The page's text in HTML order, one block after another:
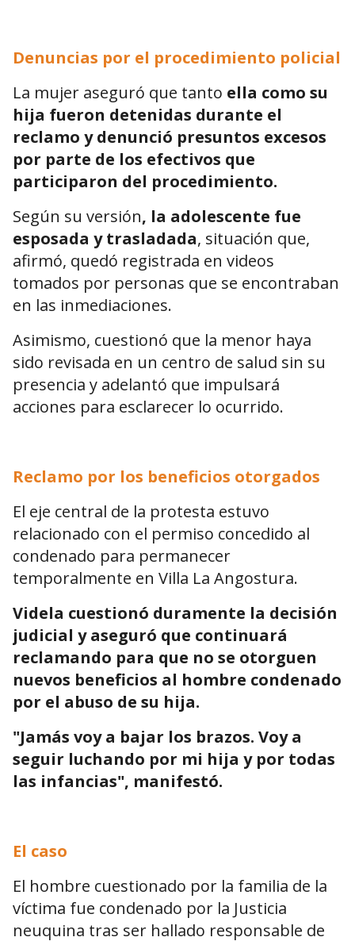
Denuncias por el procedimiento policial
La mujer aseguró que tanto ella como su
hija fueron detenidas durante el
reclamo y denunció presuntos excesos
por parte de los efectivos que
participaron del procedimiento.
Según su versión, la adolescente fue
esposada y trasladada, situación que,
afirmó, quedó registrada en videos
tomados por personas que se encontraban
en las inmediaciones.
Asimismo, cuestionó que la menor haya
sido revisada en un centro de salud sin su
presencia y adelantó que impulsará
acciones para esclarecer lo ocurrido.
Reclamo por los beneficios otorgados
El eje central de la protesta estuvo
relacionado con el permiso concedido al
condenado para permanecer
temporalmente en Villa La Angostura.
Videla cuestionó duramente la decisión
judicial y aseguró que continuará
reclamando para que no se otorguen
nuevos beneficios al hombre condenado
por el abuso de su hija.
"Jamás voy a bajar los brazos. Voy a
seguir luchando por mi hija y por todas
las infancias", manifestó.
El caso
El hombre cuestionado por la familia de la
víctima fue condenado por la Justicia
neuquina tras ser hallado responsable de